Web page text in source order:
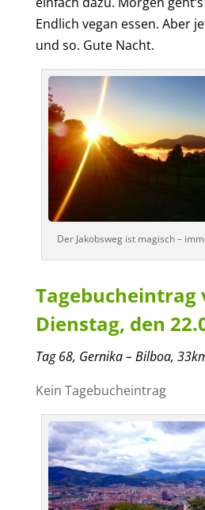
Endlich vegan essen. Aber
und so. Gute Nacht.
Der Jakobsweg ist magisch –
Tagebucheintrag
Dienstag, den
Tag68, Gernika – Bilboa, 33
Kein Tagebucheintrag